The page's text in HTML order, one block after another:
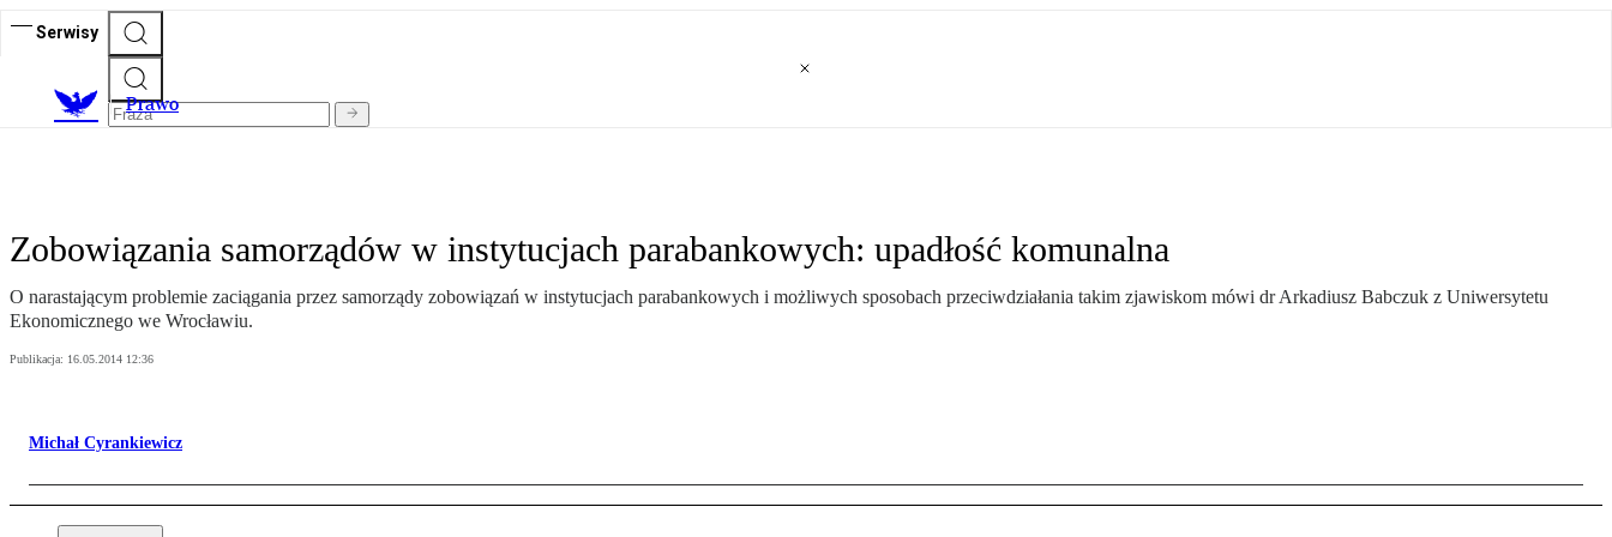
Serwisy
Prawo
Zobowiązania samorządów w instytucjach parabankowych: upadłość komunalna
O narastającym problemie zaciągania przez samorządy zobowiązań w instytucjach parabankowych i możliwych sposobach przeciwdziałania takim zjawiskom mówi dr Arkadiusz Babczuk z Uniwersytetu
Ekonomicznego we Wrocławiu.
Publikacja: 16.05.2014 12:36
Michał Cyrankiewicz